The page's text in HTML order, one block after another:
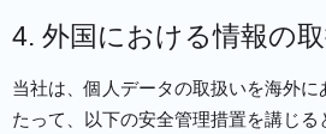
4. 外国における情報の
当社は、個人データの取扱いを海外
たって、以下の安全管理措置を講じ